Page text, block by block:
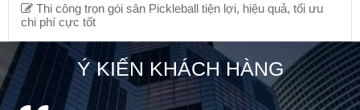
Thi công trọn gói sân Pickleball tiện lợi, hiệu quả, tối ưu
chi phí cực tốt
Ý KIẾN KHÁCH HÀNG